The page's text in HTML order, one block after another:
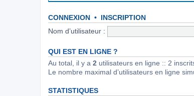
CONNEXION • INSCRIPTION
Nom d’utilisateur :
QUI EST EN LIGNE ?
Au total, il y a 2 utilisateurs en ligne :: 2
Le nombre maximal d’utilisateurs en ligne
STATISTIQUES